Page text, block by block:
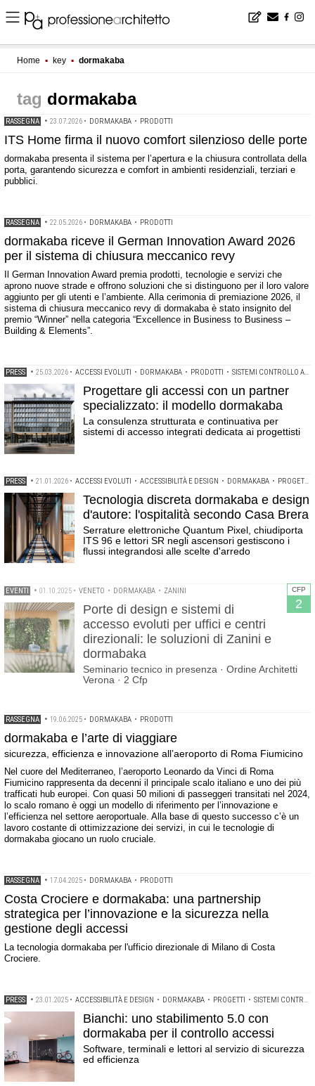
Home ▪ key ▪ dormakaba
dormakaba
RASSEGNA • 23.07.2026 • DORMAKABA • PRODOTTI
ITS Home firma il nuovo comfort silenzioso delle porte
dormakaba presenta il sistema per l’apertura e la chiusura controllata della
porta, garantendo sicurezza e comfort in ambienti residenziali, terziari e
pubblici.
RASSEGNA • 22.05.2026 • DORMAKABA • PRODOTTI
dormakaba riceve il German Innovation Award 2026
per il sistema di chiusura meccanico revy
Il German Innovation Award premia prodotti, tecnologie e servizi che
aprono nuove strade e offrono soluzioni che si distinguono per il loro valore
aggiunto per gli utenti e l’ambiente. Alla cerimonia di premiazione 2026, il
sistema di chiusura meccanico revy di dormakaba è stato insignito del
premio “Winner” nella categoria “Excellence in Business to Business –
Building & Elements”.
PRESS • 25.03.2026 • ACCESSI EVOLUTI • DORMAKABA • PRODOTTI • SISTEMI CONTROLLO ACCESSI
Progettare gli accessi con un partner
specializzato: il modello dormakaba
La consulenza strutturata e continuativa per
sistemi di accesso integrati dedicata ai progettisti
PRESS • 21.01.2026 • ACCESSI EVOLUTI • ACCESSIBILITÀ E DESIGN • DORMAKABA • PROGETTI
Tecnologia discreta dormakaba e design
d'autore: l'ospitalità secondo Casa Brera
Serrature elettroniche Quantum Pixel, chiudiporta
ITS 96 e lettori SR negli ascensori gestiscono i
flussi integrandosi alle scelte d'arredo
CFP
2
EVENTI • 01.10.2025 • VENETO • DORMAKABA • ZANINI
Porte di design e sistemi di
accesso evoluti per uffici e centri
direzionali: le soluzioni di Zanini e
dormabaka
Seminario tecnico in presenza · Ordine Architetti
Verona · 2 Cfp
RASSEGNA • 19.06.2025 • DORMAKABA • PRODOTTI
dormakaba e l’arte di viaggiare
sicurezza, efficienza e innovazione all’aeroporto di Roma Fiumicino
Nel cuore del Mediterraneo, l’aeroporto Leonardo da Vinci di Roma
Fiumicino rappresenta da decenni il principale scalo italiano e uno dei più
trafficati hub europei. Con quasi 50 milioni di passeggeri transitati nel 2024,
lo scalo romano è oggi un modello di riferimento per l’innovazione e
l’efficienza nel settore aeroportuale. Alla base di questo successo c’è un
lavoro costante di ottimizzazione dei servizi, in cui le tecnologie di
dormakaba giocano un ruolo cruciale.
RASSEGNA • 17.04.2025 • DORMAKABA • PRODOTTI
Costa Crociere e dormakaba: una partnership
strategica per l’innovazione e la sicurezza nella
gestione degli accessi
La tecnologia dormakaba per l'ufficio direzionale di Milano di Costa
Crociere.
PRESS • 23.01.2025 • ACCESSIBILITÀ E DESIGN • DORMAKABA • PROGETTI • SISTEMI CONTROLLO ACCESSI
Bianchi: uno stabilimento 5.0 con
dormakaba per il controllo accessi
Software, terminali e lettori al servizio di sicurezza
ed efficienza